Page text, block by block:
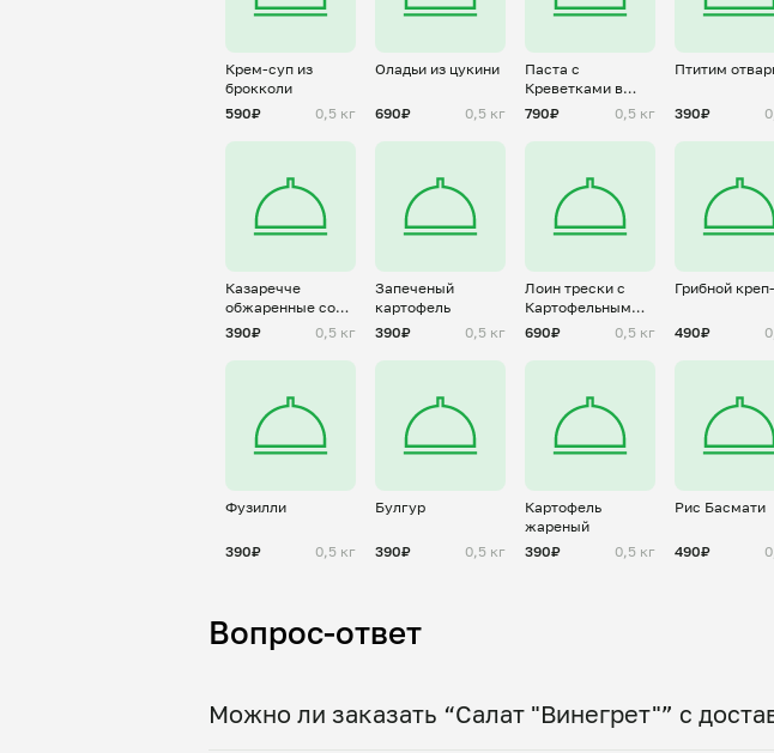
Крем-суп из
брокколи
590₽
0,5 кг
Оладьи из цукини
690₽ 0,5 кг
Паста с
Креветками в
соусе песто
790₽ 0,5 кг
Птитим
390₽
Казаречче
обжаренные со
сливочным
390₽ 0,5 кг
Запеченый
картофель
390₽
0,5 кг
Лоин трески с
Картофельным
пюре
690₽ 0,5 кг
Грибной
490₽
Фузилли
390₽ 0,5 кг
Булгур
390₽ 0,5 кг
Картофель
жареный
390₽
0,5 кг
Рис Басмати
490₽
Вопрос-ответ
Можно ли заказать “Салат "Винегрет"” с